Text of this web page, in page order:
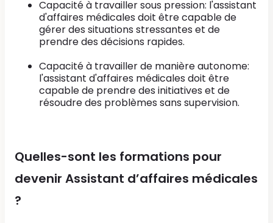
Capacité à travailler sous pression: l'assistant
d'affaires médicales doit être capable de
gérer des situations stressantes et de
prendre des décisions rapides.
Capacité à travailler de manière autonome:
l'assistant d'affaires médicales doit être
capable de prendre des initiatives et de
résoudre des problèmes sans supervision.
Quelles-sont les formations pour
devenir Assistant d’affaires médicales
?